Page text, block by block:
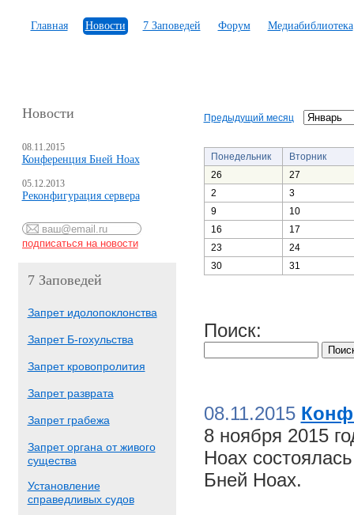
Главная Новости 7 Заповедей Форум Медиабиблиотека
Новости
08.11.2015
Конференция Бней Ноах
05.12.2013
Реконфигурация сервера
7 Заповедей
Запрет идолопоклонства
Запрет Б-гохульства
Запрет кровопролития
Запрет разврата
Запрет грабежа
Запрет органа от живого
существа
Установление
справедливых судов
Предыдущий месяц
Понедельник
Вторник
26
27
2
3
9
10
16
17
23
24
30
31
Поиск:
08.11.2015
8 ноября 2015
Ноах
Бней Ноах.